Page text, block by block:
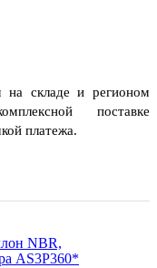
на складе и регионом
поставке
платежа.
NBR,
AS3P360*